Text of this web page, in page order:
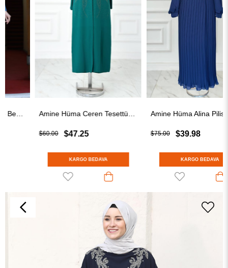
Amine Hüma Ceren Tesettür Abiye Zümrüt
$47.25
KARGO BEDAVA
Amine Hüma Alina Piliseli Tesettür Abiye Lacivert
$39.98
KARGO BEDAVA